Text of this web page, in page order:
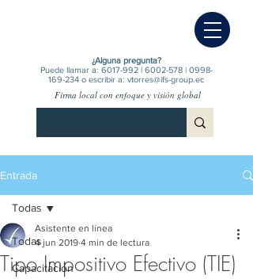
¿Alguna pregunta?
Puede llamar a: 6017-992| 6002-578| 0998-
169-234 o escribir a: vtorres@ifs-group.ec
Firma local con enfoque y visión global
Entrada
Todas
Capacitación
Todas
Tipo Impositivo Efectivo (TIE)
Asistente en línea
4 jun 2019 4 min de lectura